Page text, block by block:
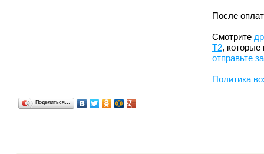
После
Смотрите
T2,
отправьте
Политика
Поделиться…